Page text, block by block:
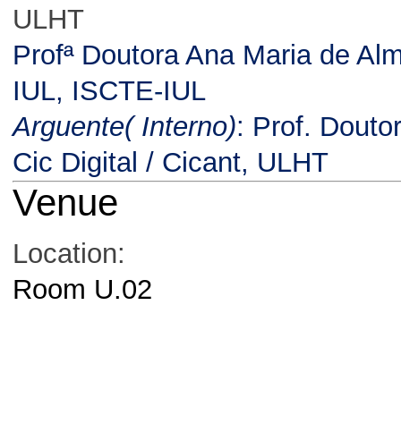
ULHT
Profª Doutora Ana Maria de
IUL, ISCTE-IUL
Arguente( Interno): Prof.
Cic Digital / Cicant, ULHT
Venue
Location:
Room U.02